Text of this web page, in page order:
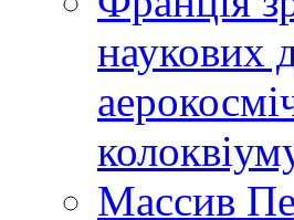
наукових
Массив